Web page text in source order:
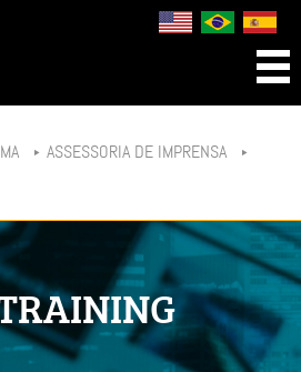
ASSESSORIA DE IMPRENSA